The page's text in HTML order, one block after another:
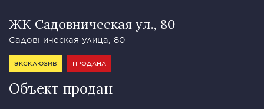
ЖК Садовническая ул., 80
Садовническая улица, 80
ЭКСКЛЮЗИВ ПРОДАНА
Объект продан